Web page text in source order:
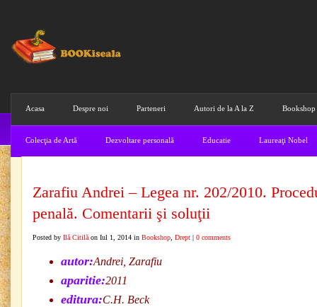
Acasa Despre noi Parteneri Autori de la A la Z Bookshop
Colecţia de Artă Dezvoltare personală Educatie Laureaţi Nobel
Zarafiu Andrei – Legea nr. 202/2010.
penală. Comentarii şi soluţii
Posted by Ilă Citilă on Iul 1, 2014 in Bookshop Drept | 0 comments
autor:Andrei, Zarafiu
aparitie:2011
editura:C.H. Beck